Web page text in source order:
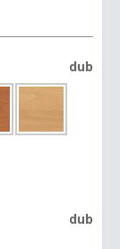
dub
dub